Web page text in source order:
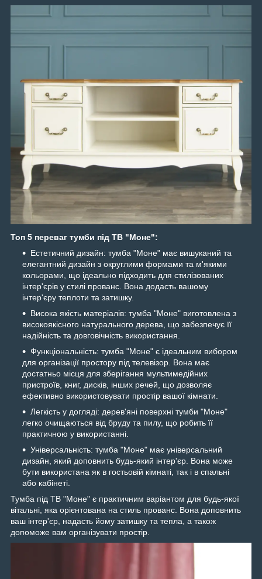
Топ 5 переваг тумби під ТВ "Моне":
Естетичний дизайн: тумба "Моне" має вишуканий та
елегантний дизайн з округлими формами та м'якими
кольорами, що ідеально підходить для стилізованих
інтер'єрів у стилі прованс. Вона додасть вашому
інтер'єру теплоти та затишку.
Висока якість матеріалів: тумба "Моне" виготовлена з
високоякісного натурального дерева, що забезпечує її
надійність та довговічність використання.
Функціональність: тумба "Моне" є ідеальним вибором
для організації простору під телевізор. Вона має
достатньо місця для зберігання мультимедійних
пристроїв, книг, дисків, інших речей, що дозволяє
ефективно використовувати простір вашої кімнати.
Легкість у догляді: дерев'яні поверхні тумби "Моне"
легко очищаються від бруду та пилу, що робить її
практичною у використанні.
Універсальність: тумба "Моне" має універсальний
дизайн, який доповнить будь-який інтер'єр. Вона може
бути використана як в гостьовій кімнаті, так і в спальні
або кабінеті.
Тумба під ТВ "Моне" є практичним варіантом для будь-якої
вітальні, яка орієнтована на стиль прованс. Вона доповнить
ваш інтер'єр, надасть йому затишку та тепла, а також
допоможе вам організувати простір.